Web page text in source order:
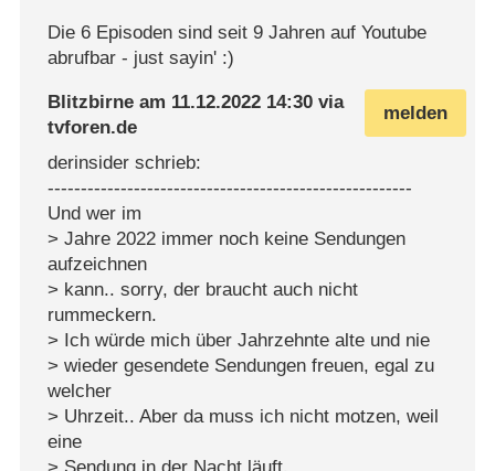
Die 6 Episoden sind seit 9 Jahren auf Youtube
abrufbar - just sayin' :)
melden
Blitzbirne am 11.12.2022 14:30 via
tvforen.de
derinsider schrieb:
-------------------------------------------------------
Und wer im
> Jahre 2022 immer noch keine Sendungen
aufzeichnen
> kann.. sorry, der braucht auch nicht
rummeckern.
> Ich würde mich über Jahrzehnte alte und nie
> wieder gesendete Sendungen freuen, egal zu
welcher
> Uhrzeit.. Aber da muss ich nicht motzen, weil
eine
> Sendung in der Nacht läuft,